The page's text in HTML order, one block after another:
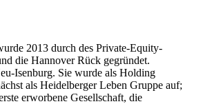
2013 durch des Private-Equity-
die Hannover Rück gegründet.
Isenburg. Sie wurde als Holding
als Heidelberger Leben Gruppe auf;
erworbene Gesellschaft, die